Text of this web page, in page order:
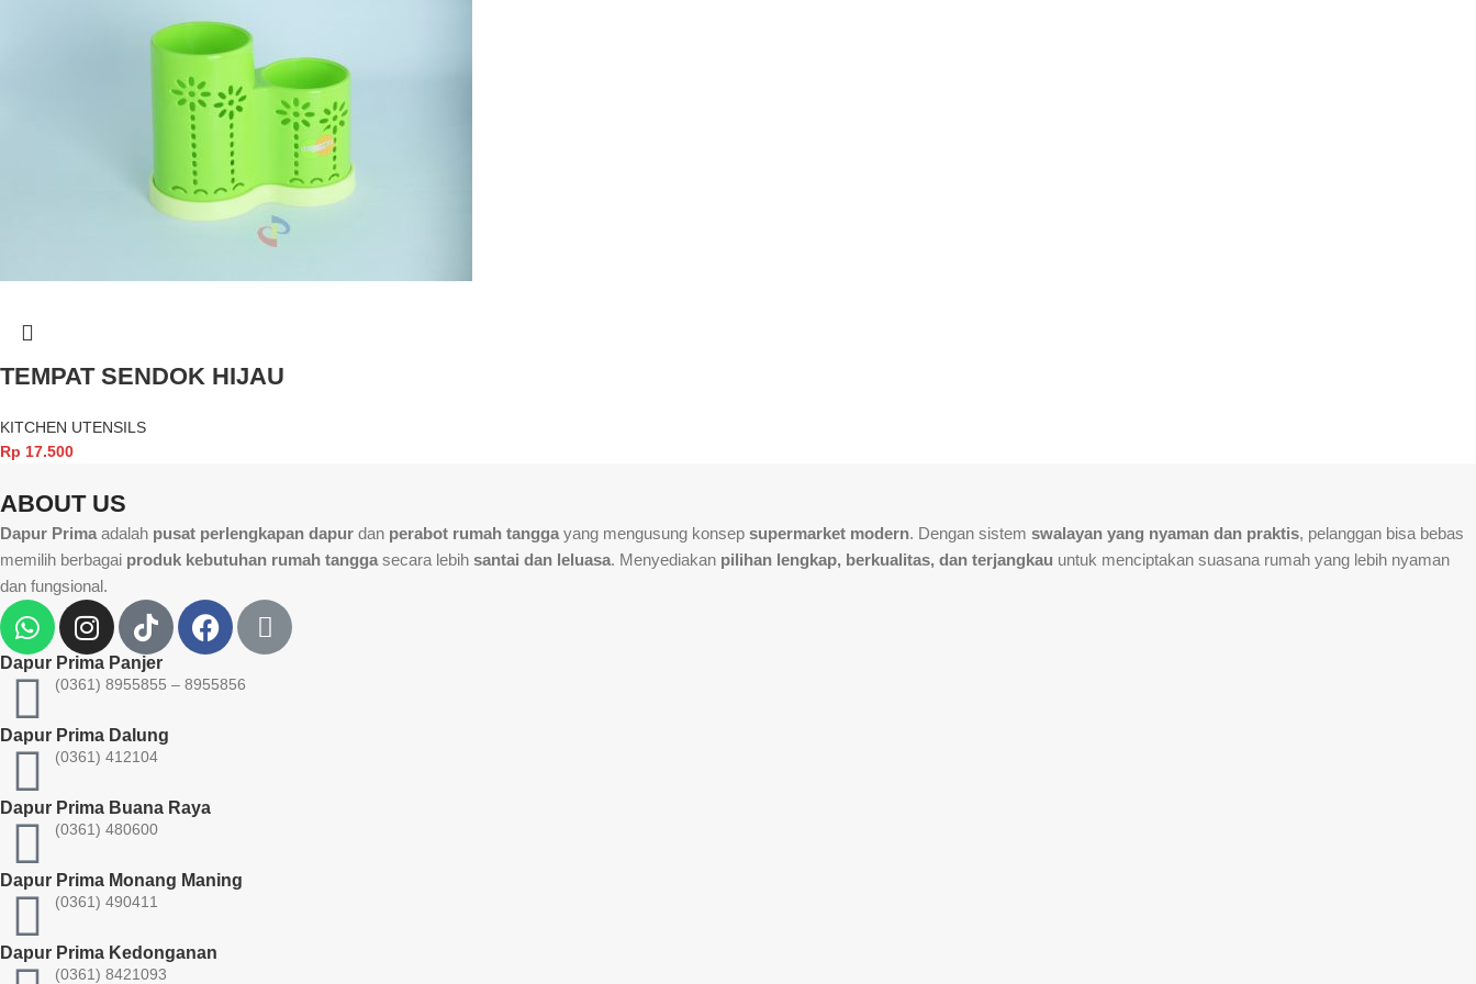
TEMPAT SENDOK HIJAU
KITCHEN UTENSILS
Rp 17.500
ABOUT US
Dapur Prima adalah pusat perlengkapan dapur dan perabot rumah tangga yang mengusung konsep supermarket modern. Dengan sistem swalayan yang nyaman dan praktis, pelanggan bisa bebas
memilih berbagai produk kebutuhan rumah tangga secara lebih santai dan leluasa. Menyediakan pilihan lengkap, berkualitas, dan terjangkau untuk menciptakan suasana rumah yang lebih nyaman
dan fungsional.
Dapur Prima Panjer
(0361) 8955855 – 8955856​
Dapur Prima Dalung
(0361) 412104
Dapur Prima Buana Raya
(0361) 480600
Dapur Prima Monang Maning
(0361) 490411​
Dapur Prima Kedonganan
(0361) 8421093